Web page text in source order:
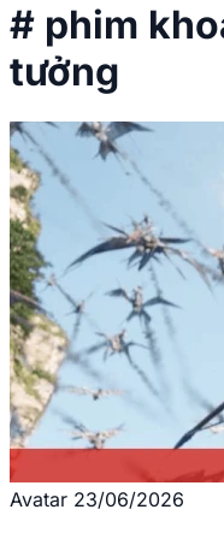
# phim
tưởng
Avatar 23/06/2026